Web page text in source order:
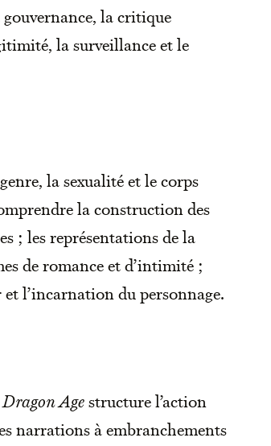
la critique
la surveillance et le
la sexualité et le corps
la construction des
; les représentations de la
de romance et d’intimité ;
l’incarnation du personnage.
Dragon Agestructure l’action
narrations à embranchements